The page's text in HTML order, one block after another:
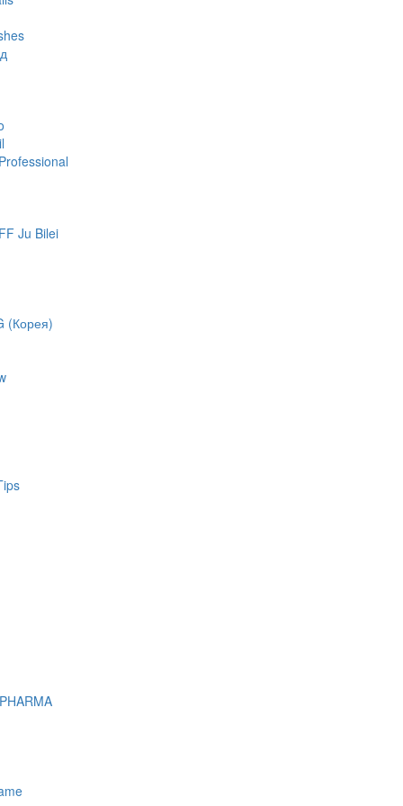
Ju Bilei
(Корея)